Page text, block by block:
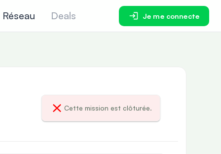
Réseau Deals Je me connecte
Cette mission est clôturée.